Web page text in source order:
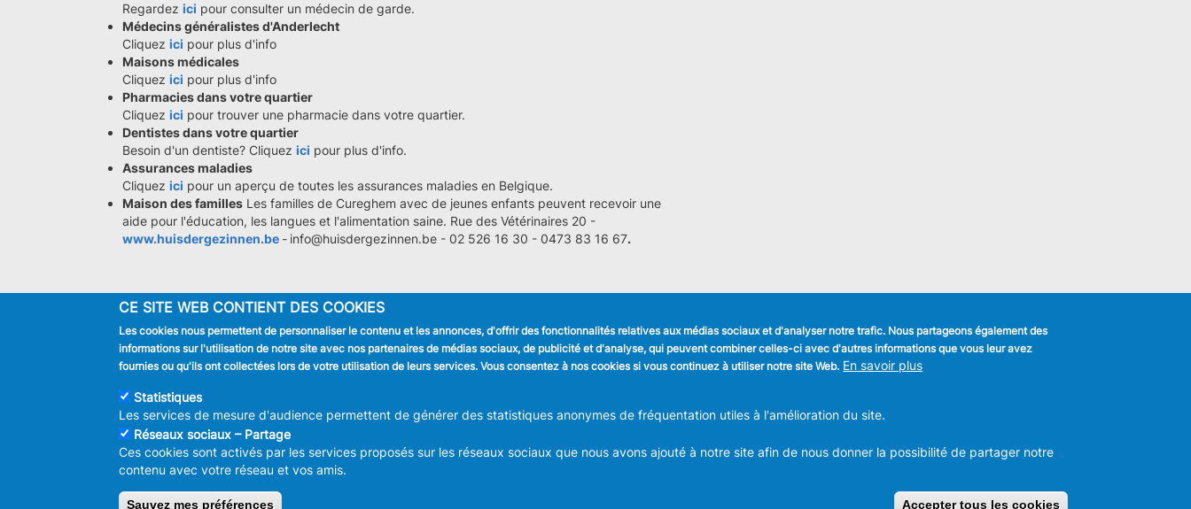
Regardez ici pour consulter un médecin de garde.
Médecins généralistes d'Anderlecht
Cliquez ici pour plus d'info
Maisons médicales
Cliquez ici pour plus d'info
Pharmacies dans votre quartier
Cliquez ici pour trouver une pharmacie dans votre quartier.
Dentistes dans votre quartier
Besoin d'un dentiste? Cliquez ici pour plus d'info.
Assurances maladies
Cliquez ici pour un aperçu de toutes les assurances maladies en Belgique.
Maison des familles Les familles de Cureghem avec de jeunes enfants peuvent recevoir une
aide pour l'éducation, les langues et l'alimentation saine. Rue des Vétérinaires 20 -
www.huisdergezinnen.be - info@huisdergezinnen.be - 02 526 16 30 - 0473 83 16 67.
JE SUIS
Habitant
Journaliste
LIENS UTILES
Formulaires
Stationnement
SUIVEZ NOUS
Facebook
Charte de bonne conduite et de
© 2026 ADMINISTRATION COMMUNALE D'ANDERLECHT +32 2 558 08 00
CE SITE WEB CONTIENT DES COOKIES
Les cookies nous permettent de personnaliser le contenu et les annonces, d'offrir des fonctionnalités relatives aux médias sociaux et d'analyser notre trafic. Nous partageons également des
informations sur l'utilisation de notre site avec nos partenaires de médias sociaux, de publicité et d'analyse, qui peuvent combiner celles-ci avec d'autres informations que vous leur avez
fournies ou qu'ils ont collectées lors de votre utilisation de leurs services. Vous consentez à nos cookies si vous continuez à utiliser notre site Web. En savoir plus
Statistiques
Les services de mesure d'audience permettent de générer des statistiques anonymes de fréquentation utiles à l'amélioration du site.
Réseaux sociaux – Partage
Ces cookies sont activés par les services proposés sur les réseaux sociaux que nous avons ajouté à notre site afin de nous donner la possibilité de partager notre
contenu avec votre réseau et vos amis.
Sauvez mes préférences Accepter tous les cookies